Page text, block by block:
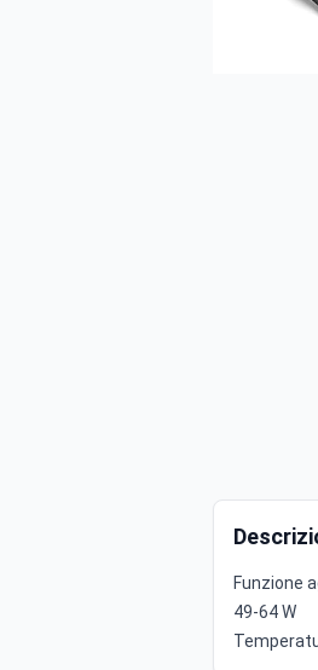
Funzione
49-64 W